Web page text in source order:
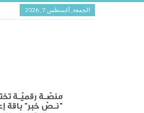
الجمعة, أغسطس 7, 2026